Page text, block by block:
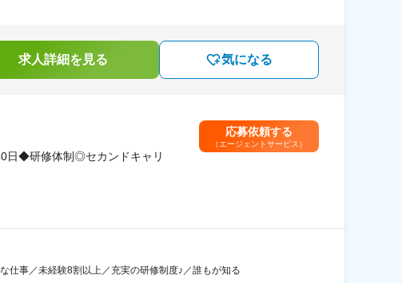
求人詳細を見る 気になる
日◆研修体制◎セカンドキャリ
応募依頼する
（エージェントサービス）
仕事／未経験8割以上／充実の研修制度♪／誰もが知る